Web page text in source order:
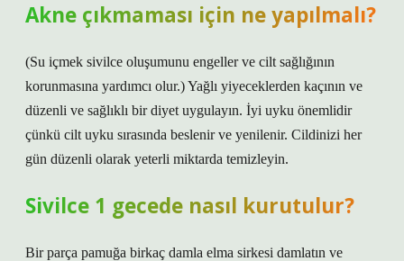
Akne çıkmaması için ne yapılmalı?
(Su içmek sivilce oluşumunu engeller ve cilt sağlığının
korunmasına yardımcı olur.) Yağlı yiyeceklerden kaçının ve
düzenli ve sağlıklı bir diyet uygulayın. İyi uyku önemlidir
çünkü cilt uyku sırasında beslenir ve yenilenir. Cildinizi her
gün düzenli olarak yeterli miktarda temizleyin.
Sivilce 1 gecede nasıl kurutulur?
Bir parça pamuğa birkaç damla elma sirkesi damlatın ve